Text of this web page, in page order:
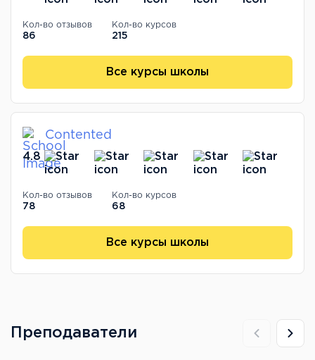
Кол-во отзывов
86
Кол-во курсов
215
Все курсы школы
Contented
4.8
Кол-во отзывов
78
Кол-во курсов
68
Все курсы школы
Преподаватели